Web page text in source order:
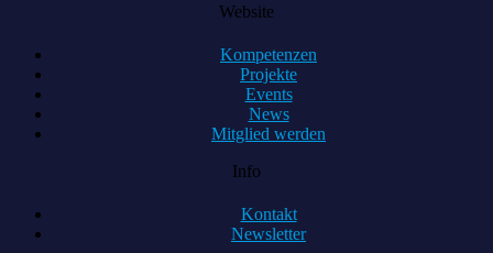
Website
Kompetenzen
Projekte
Events
News
Mitglied werden
Info
Kontakt
Newsletter